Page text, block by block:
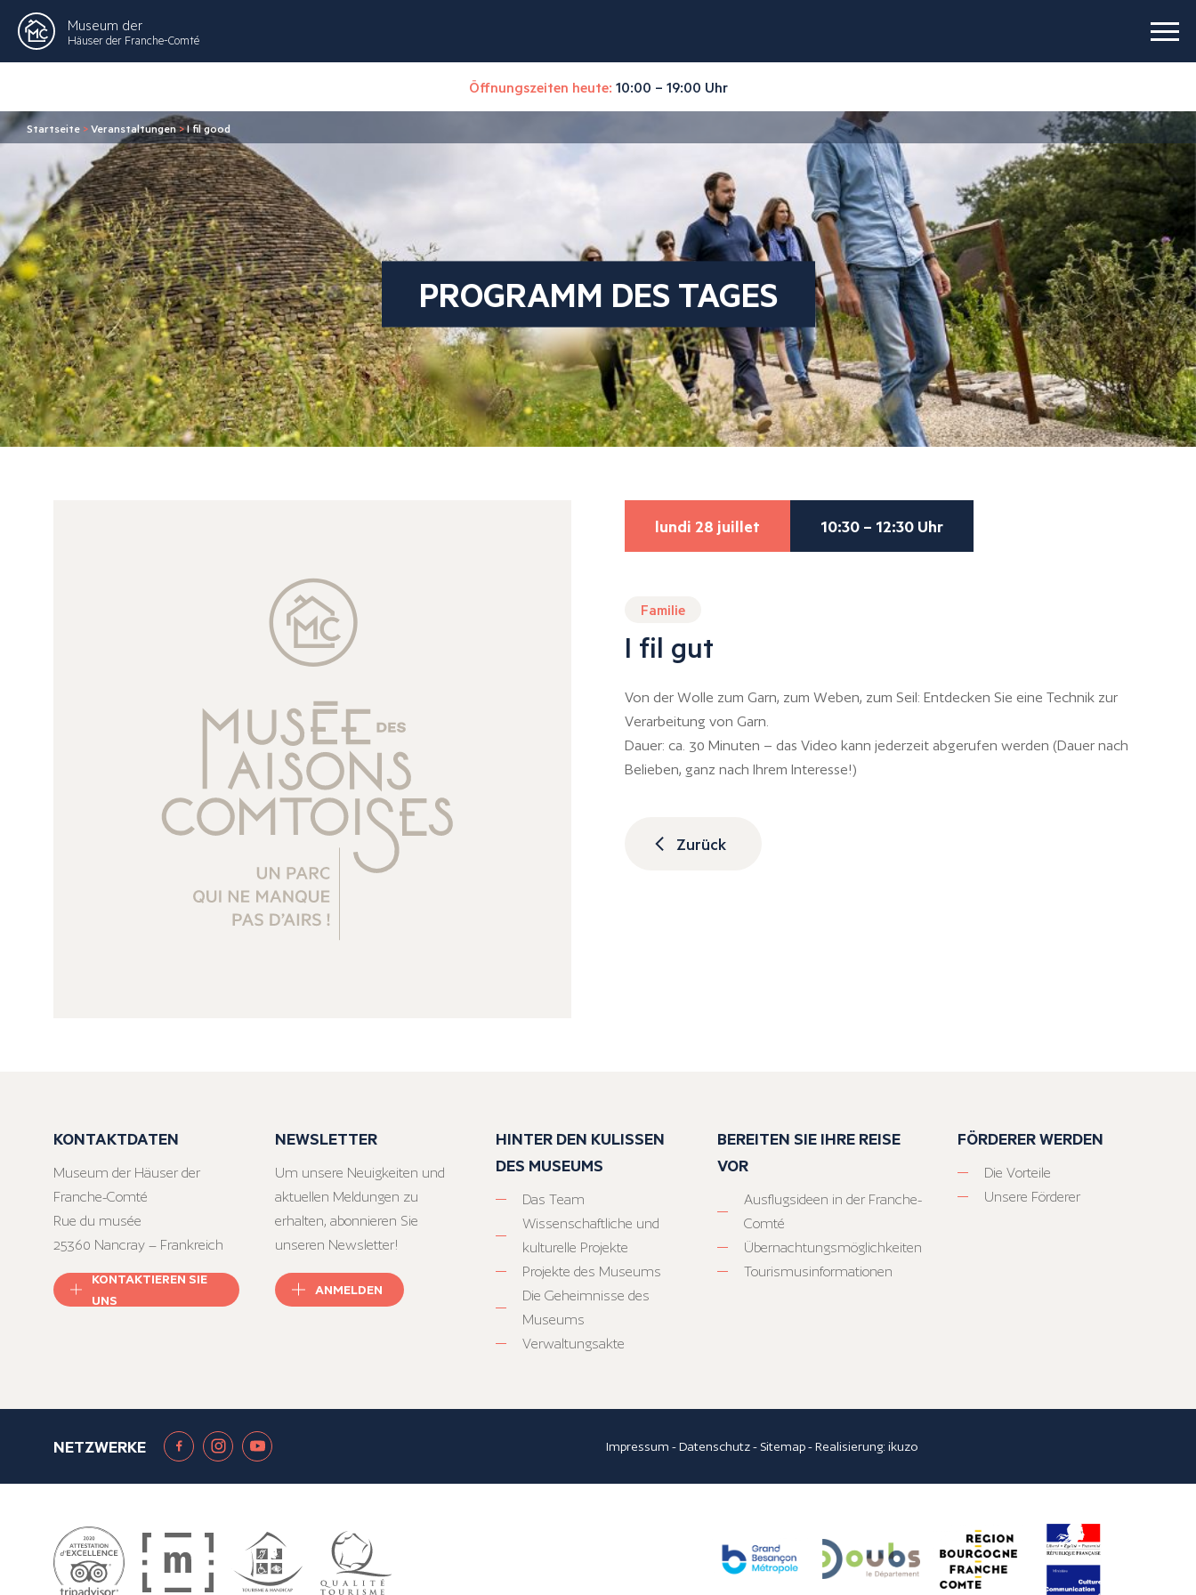
Museum der
Häuser der Franche-Comté
Öffnungszeiten heute: 10:00 – 19:00 Uhr
Startseite >Veranstaltungen>I fil good
PROGRAMM DES TAGES
lundi 28 juillet 10:30 – 12:30 Uhr
Familie
I fil gut
Von der Wolle zum Garn, zum Weben, zum Seil: Entdecken Sie eine Technik zur
Verarbeitung von Garn.
Dauer: ca. 30 Minuten – das Video kann jederzeit abgerufen werden (Dauer nach
Belieben, ganz nach Ihrem Interesse!)
Zurück
KONTAKTDATEN
Museum der Häuser der
Franche-Comté
Rue du musée
25360 Nancray – Frankreich
KONTAKTIEREN SIE
UNS
NEWSLETTER
Um unsere Neuigkeiten und
aktuellen Meldungen zu
erhalten, abonnieren Sie
unseren Newsletter!
ANMELDEN
HINTER DEN KULISSEN
DES MUSEUMS
Das Team
Wissenschaftliche und
kulturelle Projekte
Projekte des Museums
Die Geheimnisse des
Museums
Verwaltungsakte
BEREITEN SIE IHRE REISE
VOR
Ausflugsideen in der Franche-
Comté
Übernachtungsmöglichkeiten
Tourismusinformationen
FÖRDERER WERDEN
Die Vorteile
Unsere Förderer
NETZWERKE Impressum -Datenschutz- Sitemap- Realisierung:ikuzo